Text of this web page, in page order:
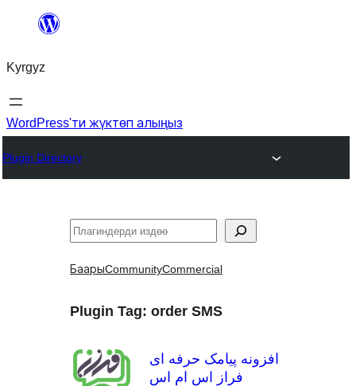
Мазмунга
Kyrgyz
WordPress'ти жүктөп алыңыз
Plugin Directory
Издөө
БаарыCommunityCommercial
Plugin Tag: order SMS
افزونه پیامک حرفه ای
فراز اس ام اس